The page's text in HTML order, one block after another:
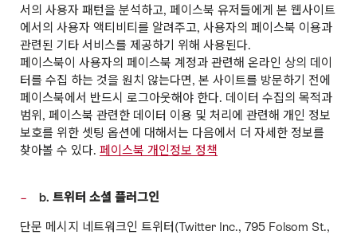
서의 사용자 패턴을 분석하고, 페이스북 유저들에게 본 웹사이트
에서의 사용자 액티비티를 알려주고, 사용자의 페이스북 이용과
관련된 기타 서비스를 제공하기 위해 사용된다.
페이스북이 사용자의 페이스북 계정과 관련해 온라인 상의 데이
터를 수집 하는 것을 원치 않는다면, 본 사이트를 방문하기 전에
페이스북에서 반드시 로그아웃해야 한다. 데이터 수집의 목적과
범위, 페이스북 관련한 데이터 이용 및 처리에 관련해 개인 정보
보호를 위한 셋팅 옵션에 대해서는 다음에서 더 자세한 정보를
찾아볼 수 있다. 페이스북 개인정보 정책
b. 트위터 소셜 플러그인
단문 메시지 네트워크인 트위터(Twitter Inc., 795 Folsom St.,